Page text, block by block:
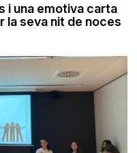
i una emotiva carta
la seva nit de noces